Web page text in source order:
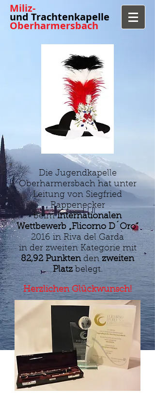
​Miliz-
und Trachtenkapelle
Oberharmersbach
Die Jugendkapelle
Oberharmersbach hat unter
Leitung von Siegfried
Rappenecker
beiminternationalen
Wettbewerb „Flicorno D´Oro“
2016 in Riva del Garda
in der zweiten Kategorie mit
82,92 Punktendenzweiten
Platzbelegt.
Herzlichen Glückwunsch!